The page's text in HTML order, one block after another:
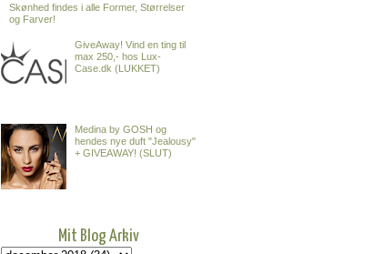
Skønhed findes i alle Former, Størrelser
og Farver!
GiveAway! Vind en ting til
max 250,- hos Lux-
Case.dk (LUKKET)
Medina by GOSH og
hendes nye duft "Jealousy"
+ GIVEAWAY! (SLUT)
Mit Blog Arkiv